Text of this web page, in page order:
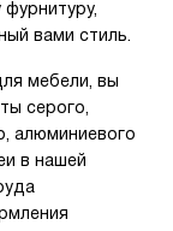
вами стиль.
мебели, вы
серого,
алюминиевого
в нашей